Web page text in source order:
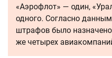
«Аэрофлот» — один,
одного. Согласно
штрафов было
же четырех